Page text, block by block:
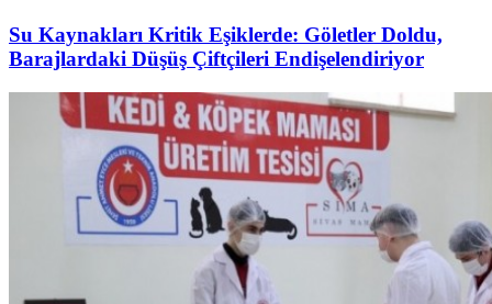
Su Kaynakları Kritik Eşiklerde: Göletler Doldu,
Barajlardaki Düşüş Çiftçileri Endişelendiriyor